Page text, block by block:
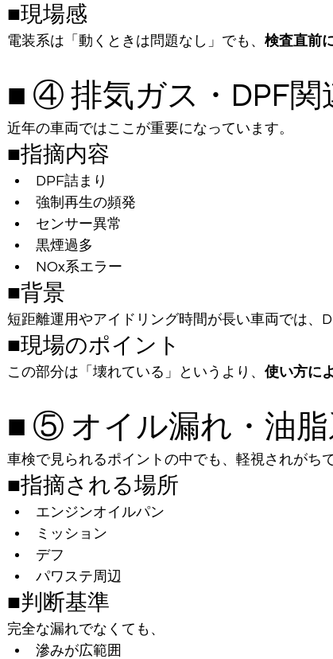
■現場感
電装系は「動くときは問題なし」でも、 検査直前
■ ④ 排気ガス・DPF関
近年の車両ではここが重要になっています。
■指摘内容
DPF詰まり
強制再生の頻発
センサー異常
黒煙過多
NOx系エラー
■背景
短距離運用やアイドリング時間が長い車両では、
■現場のポイント
この部分は「壊れている」というより、 使い方に
■ ⑤ オイル漏れ・油
車検で見られるポイントの中でも、軽視されがち
■指摘される場所
エンジンオイルパン
ミッション
デフ
パワステ周辺
■判断基準
完全な漏れでなくても、
滲みが広範囲